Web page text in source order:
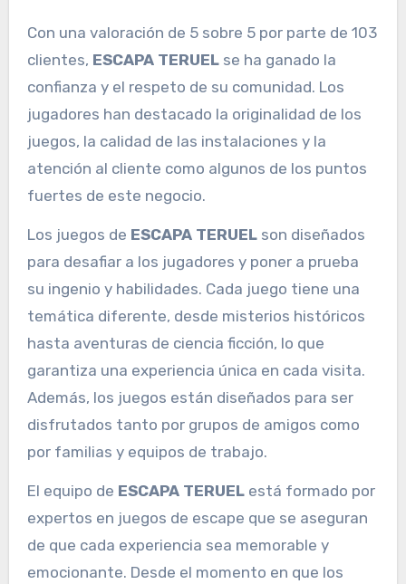
Con una valoración de 5 sobre 5 por parte de 103
clientes, ESCAPA TERUELse ha ganado la
confianza y el respeto de su comunidad. Los
jugadores han destacado la originalidad de los
juegos, la calidad de las instalaciones y la
atención al cliente como algunos de los puntos
fuertes de este negocio.
Los juegos de ESCAPA TERUELson diseñados
para desafiar a los jugadores y poner a prueba
su ingenio y habilidades. Cada juego tiene una
temática diferente, desde misterios históricos
hasta aventuras de ciencia ficción, lo que
garantiza una experiencia única en cada visita.
Además, los juegos están diseñados para ser
disfrutados tanto por grupos de amigos como
por familias y equipos de trabajo.
El equipo de ESCAPA TERUELestá formado por
expertos en juegos de escape que se aseguran
de que cada experiencia sea memorable y
emocionante. Desde el momento en que los